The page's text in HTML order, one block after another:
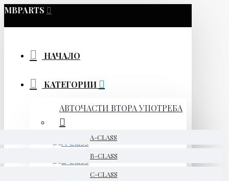
MBPARTS
НАЧАЛО
КАТЕГОРИИ
АВТОЧАСТИ ВТОРА УПОТРЕБА
A-CLASS
B-CLASS
C-CLASS